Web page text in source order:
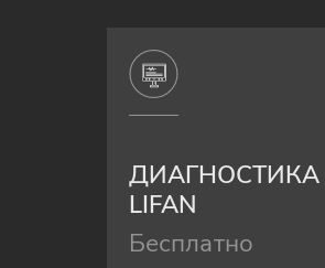
LIFAN
Бесплатно